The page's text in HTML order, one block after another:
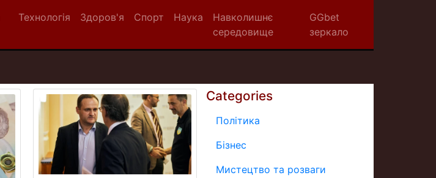
Технологія Здоров'я Спорт Наука
Навколишнє
середовище
GGbet
зеркало
Categories
Політика
Бізнес
Мистецтво та розваги